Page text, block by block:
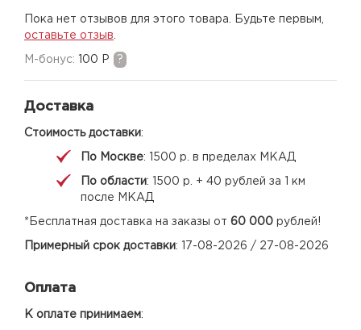
Пока нет отзывов для этого товара. Будьте первым,
оставьте отзыв
M-бонус: 100 Р ?
Доставка
Стоимость доставки:
По Москве: 1500 р. в пределах МКАД
По области: 1500 р. + 40 рублей за 1 км
после МКАД
*Бесплатная доставка на заказы от 60 000 рублей!
Примерный срок доставки: 17-08-2026 / 27-08-2026
Оплата
К оплате принимаем: